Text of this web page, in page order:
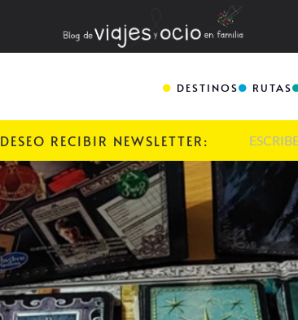
DESTINOS RUTAS
DESEO RECIBIR NEWSLETTER: